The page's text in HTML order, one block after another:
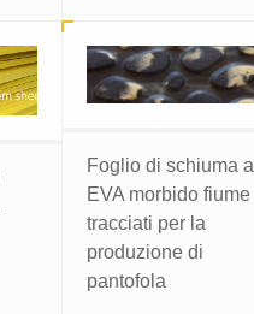
Foglio di schiuma a
EVA morbido fiume
tracciati per la
produzione di
pantofola